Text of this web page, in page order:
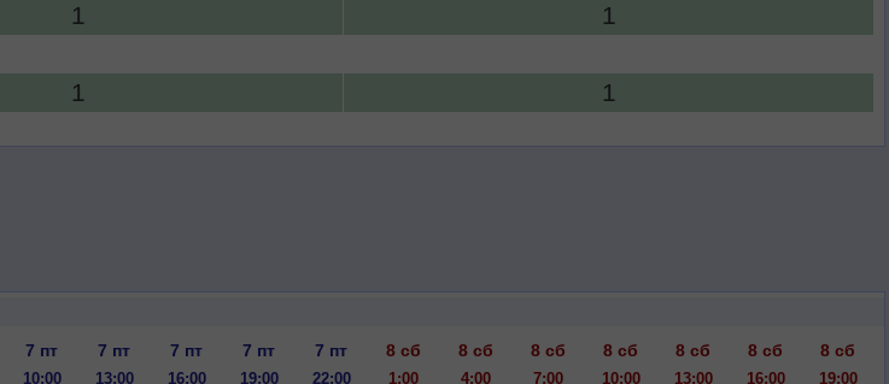
1 1
1 1
7 пт 7 пт 7 пт 7 пт 7 пт 8 сб 8 сб 8 сб 8 сб 8 сб 8 сб 8 сб
10:00 13:00 16:00 19:00 22:00 1:00 4:00 7:00 10:00 13:00 16:00 19:00